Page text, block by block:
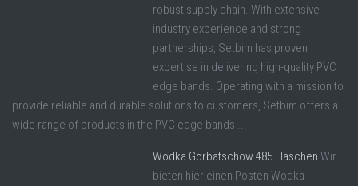
robust supply chain. With extensive
industry experience and strong
partnerships, Setbim has proven
expertise in delivering high-quality PVC
edge bands. Operating with a mission to
provide reliable and durable solutions to customers, Setbim offers a
wide range of products in the PVC edge bands ...
Wodka Gorbatschow 485 Flaschen Wir
bieten hier einen Posten Wodka